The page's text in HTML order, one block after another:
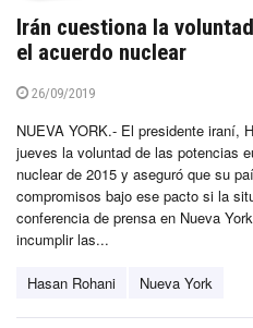
Irán cuestiona la
el acuerdo nuclear
26/09/2019
NUEVA YORK.- El presidente iraní,
jueves la voluntad de las potencias
nuclear de 2015 y aseguró que su
compromisos bajo ese pacto si la
conferencia de prensa en Nueva
incumplir las...
Hasan Rohani Nueva York